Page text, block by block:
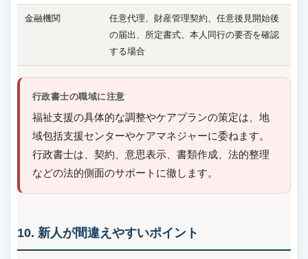
金融機関
任意代理、財産管理契約、任意後見開始後
の届出、所定書式、本人同行の要否を確認
する場合
行政書士の職域に注意
福祉支援の具体的な調整やケアプランの策定は、地
域包括支援センターやケアマネジャーに委ねます。
行政書士は、契約、意思表示、書類作成、法的整理
などの法的側面のサポートに徹します。
10. 新人が間違えやすいポイント